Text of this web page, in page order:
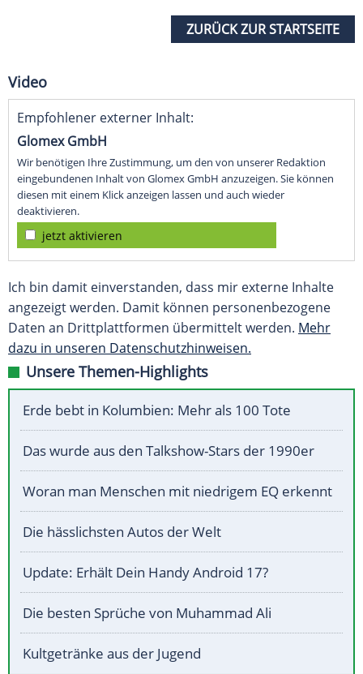
ZURÜCK ZUR STARTSEITE
Video
Empfohlener externer Inhalt:
Glomex GmbH
Wir benötigen Ihre Zustimmung, um den von unserer Redaktion
eingebundenen Inhalt von Glomex GmbH anzuzeigen. Sie können
diesen mit einem Klick anzeigen lassen und auch wieder
deaktivieren.
jetzt aktivieren
Ich bin damit einverstanden, dass mir externe Inhalte
angezeigt werden. Damit können personenbezogene
Daten an Drittplattformen übermittelt werden. Mehr
dazu in unseren Datenschutzhinweisen.
Unsere Themen-Highlights
Erde bebt in Kolumbien: Mehr als 100 Tote
Das wurde aus den Talkshow-Stars der 1990er
Woran man Menschen mit niedrigem EQ erkennt
Die hässlichsten Autos der Welt
Update: Erhält Dein Handy Android 17?
Die besten Sprüche von Muhammad Ali
Kultgetränke aus der Jugend